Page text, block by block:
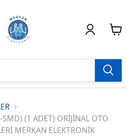
(1 ADET) ORİJİNAL OTO
MERKAN ELEKTRONİK